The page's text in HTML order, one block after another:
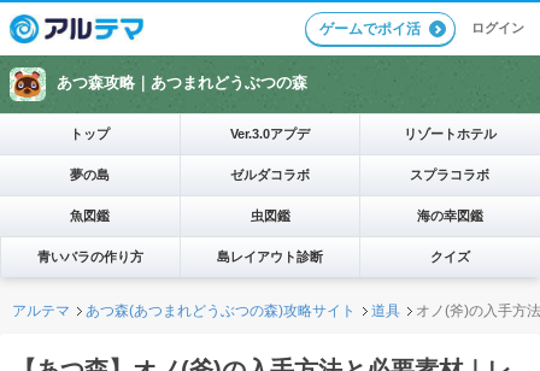
ゲームでポイ活 ログイン
あつ森攻略｜あつまれどうぶつの森
トップ Ver.3.0アプデ リゾートホテル
夢の島 ゼルダコラボ スプラコラボ
魚図鑑 虫図鑑 海の幸図鑑
青いバラの作り方 島レイアウト診断 クイズ
アルテマ あつ森(あつまれどうぶつの森)攻略サイト 道具 オノ(斧)の入手方